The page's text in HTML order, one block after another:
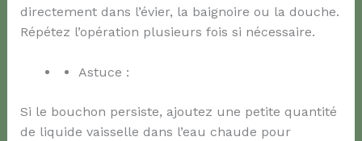
directement dans l’évier, la baignoire ou la douche.
Répétez l’opération plusieurs fois si nécessaire.
Astuce :
Si le bouchon persiste, ajoutez une petite quantité
de liquide vaisselle dans l’eau chaude pour